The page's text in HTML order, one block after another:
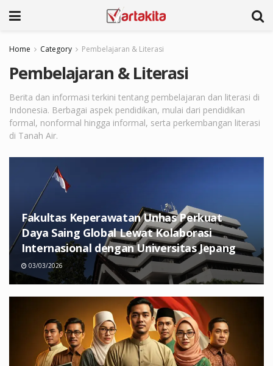
Home Category Pembelajaran & Literasi
Pembelajaran & Literasi
Berita dan informasi terkini tentang pembelajaran dan literasi di
Indonesia. Berbagai aspek pendidikan, mulai dari pendidikan
formal, nonformal hingga informal, serta perkembangan literasi
di Tanah Air.
Fakultas Keperawatan Unhas Perkuat
Daya Saing Global Lewat Kolaborasi
Internasional dengan Universitas Jepang
03/03/2026